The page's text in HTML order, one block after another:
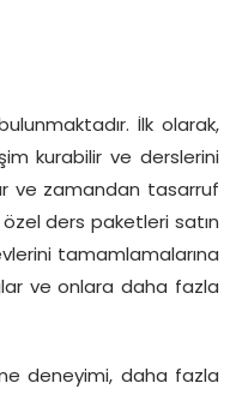
İlk olarak,
kurabilir ve derslerini
ve zamandan tasarruf
ders paketleri satın
tamamlamalarına
ve onlara daha fazla
deneyimi, daha fazla